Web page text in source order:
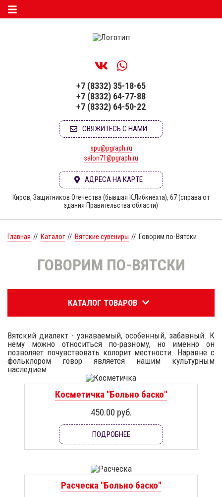
+7 (8332) 35-18-65
+7 (8332) 64-77-88
+7 (8332) 64-50-22
СВЯЖИТЕСЬ С НАМИ
spu@pgraph.ru
salon71@pgraph.ru
АДРЕСА НА КАРТЕ
Киров, Защитников Отечества (бывшая К.Либкнехта), 67 (справа от
здания Правительства области)
Главная // Каталог // Вятские сувениры // Говорим по-Вятски
ГОВОРИМ ПО-ВЯТСКИ
КАТАЛОГ ТОВАРОВ
Вятский диалект - узнаваемый, особенный, забавный. К
нему можно относиться по-разному, но именно он
позволяет почувствовать колорит местности. Наравне с
фольклором говор является нашим культурным
наследием.
Косметичка "Больно баско"
450.00 руб.
ПОДРОБНЕЕ
Расческа "Больно баско"